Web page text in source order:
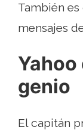
También
mensajes
Yahoo
genio
El capitán